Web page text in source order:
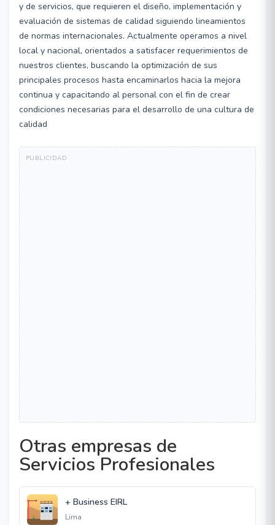
y de servicios, que requieren el diseño, implementación y
evaluación de sistemas de calidad siguiendo lineamientos
de normas internacionales. Actualmente operamos a nivel
local y nacional, orientados a satisfacer requerimientos de
nuestros clientes, buscando la optimización de sus
principales procesos hasta encaminarlos hacia la mejora
continua y capacitando al personal con el fin de crear
condiciones necesarias para el desarrollo de una cultura de
calidad
Otras empresas de
Servicios Profesionales
+ Business EIRL
Lima